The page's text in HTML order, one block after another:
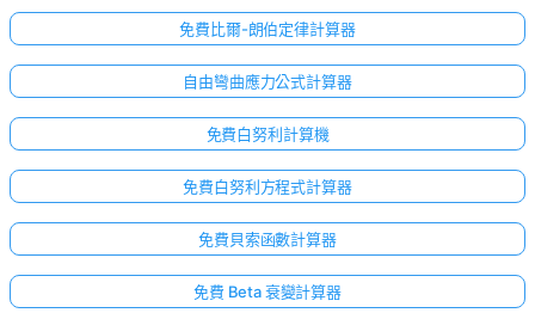
免費比爾-朗伯定律計算器
自由彎曲應力公式計算器
免費白努利計算機
免費白努利方程式計算器
免費貝索函數計算器
免費 Beta 衰變計算器